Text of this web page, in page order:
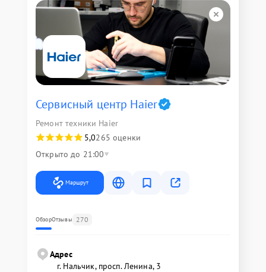
Сервисный центр Haier
Ремонт техники Haier
5,0265 оценки
Открыто до 21:00
Маршрут
ОбзорОтзывы 270
Адрес
г. Нальчик, просп. Ленина, 3